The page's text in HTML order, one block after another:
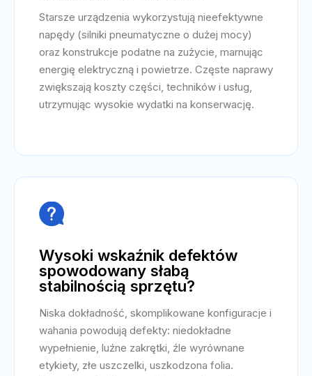
Starsze urządzenia wykorzystują nieefektywne
napędy (silniki pneumatyczne o dużej mocy)
oraz konstrukcje podatne na zużycie, marnując
energię elektryczną i powietrze. Częste naprawy
zwiększają koszty części, techników i usług,
utrzymując wysokie wydatki na konserwację.

Wysoki wskaźnik defektów
spowodowany słabą
stabilnością sprzętu?
Niska dokładność, skomplikowane konfiguracje i
wahania powodują defekty: niedokładne
wypełnienie, luźne zakrętki, źle wyrównane
etykiety, złe uszczelki, uszkodzona folia.